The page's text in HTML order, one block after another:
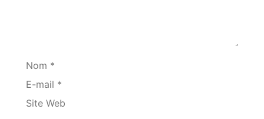
Nom *
E-mail *
Site Web